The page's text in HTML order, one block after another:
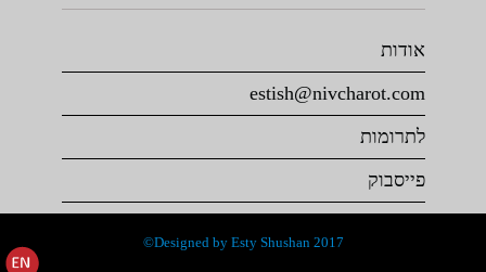
אודות
estish@nivcharot.com
לתרומות
פייסבוק
Designed by Esty Shushan 2017©